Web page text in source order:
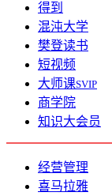
得到
混沌大学
樊登读书
短视频
大师课SVIP
商学院
知识大会员
经营管理
喜马拉雅